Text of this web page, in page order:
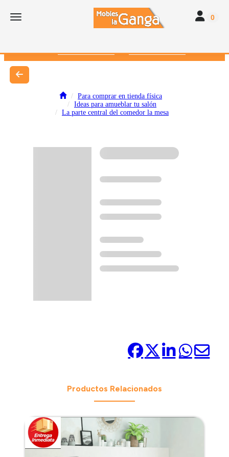
Toggle navigation Toggle
0
Para comprar en tienda física
Ideas para amueblar tu salón
La parte central del comedor la mesa
Productos Relacionados